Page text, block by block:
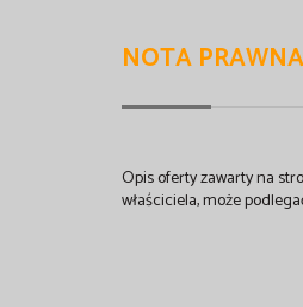
NOTA PRAWNA
Opis oferty zawarty na
właściciela, może